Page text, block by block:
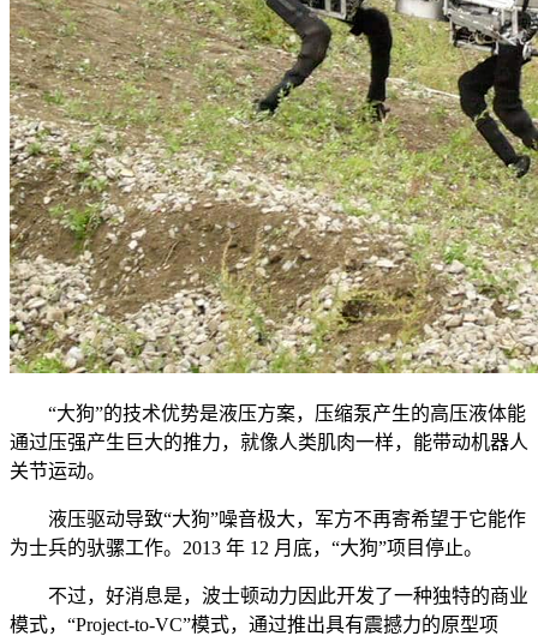
“大狗”的技术优势是液压方案，压缩泵产生的高压液体能
通过压强产生巨大的推力，就像人类肌肉一样，能带动机器人
关节运动。
液压驱动导致“大狗”噪音极大，军方不再寄希望于它能作
为士兵的驮骡工作。2013 年 12 月底，“大狗”项目停止。
不过，好消息是，波士顿动力因此开发了一种独特的商业
模式，“Project-to-VC”模式，通过推出具有震撼力的原型项